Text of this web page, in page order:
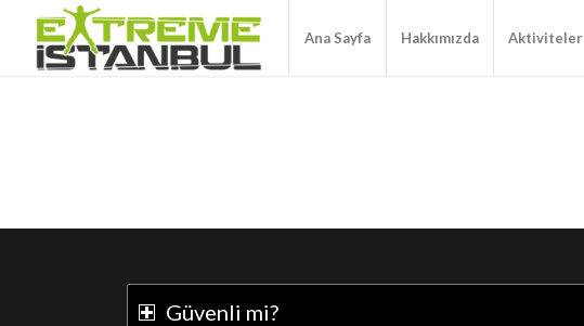
Ana Sayfa Hakkımızda Aktiviteler
Güvenli mi?